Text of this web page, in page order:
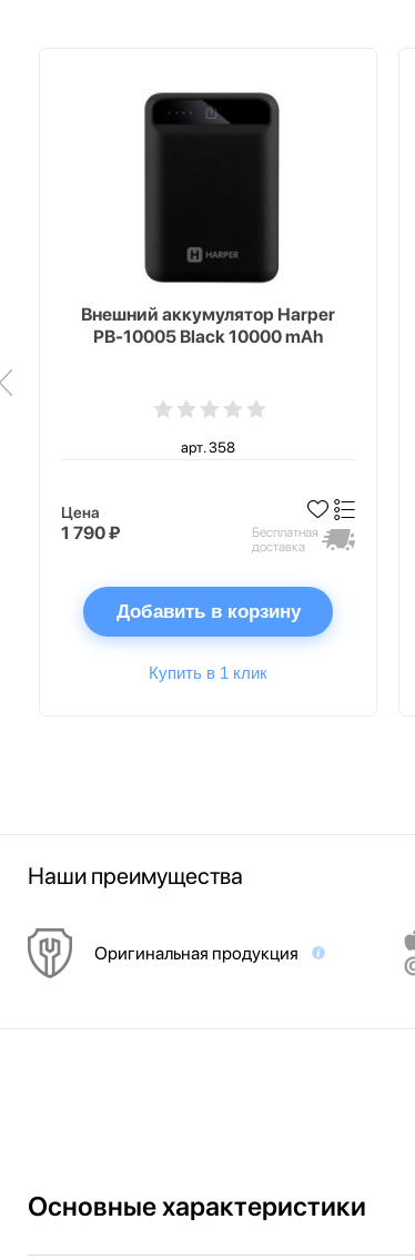
Внешний аккумулятор Harper
PB-10005 Black 10000 mAh
арт. 358
Цена
1 790 ₽
Бесплатная
доставка
Добавить в корзину
Купить в 1 клик
Наши преимущества
Оригинальная продукция
Основные характеристики